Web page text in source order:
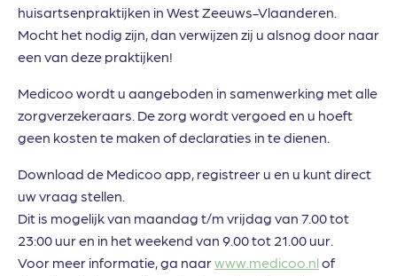
huisartsenpraktijken in West Zeeuws-Vlaanderen.
Mocht het nodig zijn, dan verwijzen zij u alsnog door naar
een van deze praktijken!
Medicoo wordt u aangeboden in samenwerking met alle
zorgverzekeraars. De zorg wordt vergoed en u hoeft
geen kosten te maken of declaraties in te dienen.
Download de Medicoo app, registreer u en u kunt direct
uw vraag stellen.
Dit is mogelijk van maandag t/m vrijdag van 7.00 tot
23:00 uur en in het weekend van 9.00 tot 21.00 uur.
Voor meer informatie, ga naarwww.medicoo.nlof